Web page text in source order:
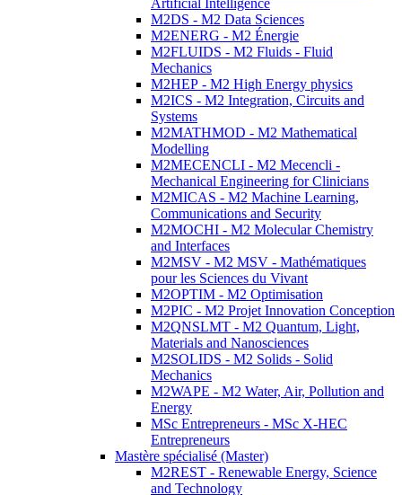
Artificial Intelligence
M2DS - M2 Data Sciences
M2ENERG - M2 Énergie
M2FLUIDS - M2 Fluids - Fluid
Mechanics
M2HEP - M2 High Energy physics
M2ICS - M2 Integration, Circuits and
Systems
M2MATHMOD - M2 Mathematical
Modelling
M2MECENCLI - M2 Mecencli -
Mechanical Engineering for Clinicians
M2MICAS - M2 Machine Learning,
Communications and Security
M2MOCHI - M2 Molecular Chemistry
and Interfaces
M2MSV - M2 MSV - Mathématiques
pour les Sciences du Vivant
M2OPTIM - M2 Optimisation
M2PIC - M2 Projet Innovation Conception
M2QNSLMT - M2 Quantum, Light,
Materials and Nanosciences
M2SOLIDS - M2 Solids - Solid
Mechanics
M2WAPE - M2 Water, Air, Pollution and
Energy
MSc Entrepreneurs - MSc X-HEC
Entrepreneurs
Mastère spécialisé (Master)
M2REST - Renewable Energy, Science
and Technology